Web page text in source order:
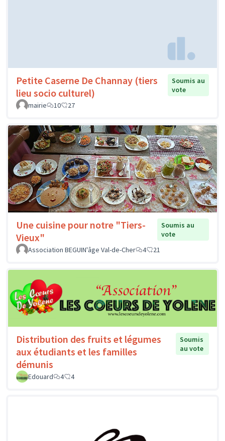
Petite Caserne De Channay (tiers
lieu socio culturel)
Soumis au
vote
mairie
10 27
Une cuisine pour notre "Tiers-
Vieux"
Soumis au
vote
Association BEGUIN'âge Val-de-Cher
4 21
Distribution des fruits et légumes
aux étudiants et les familles
démunis
Soumis
au vote
Edouard 4 4